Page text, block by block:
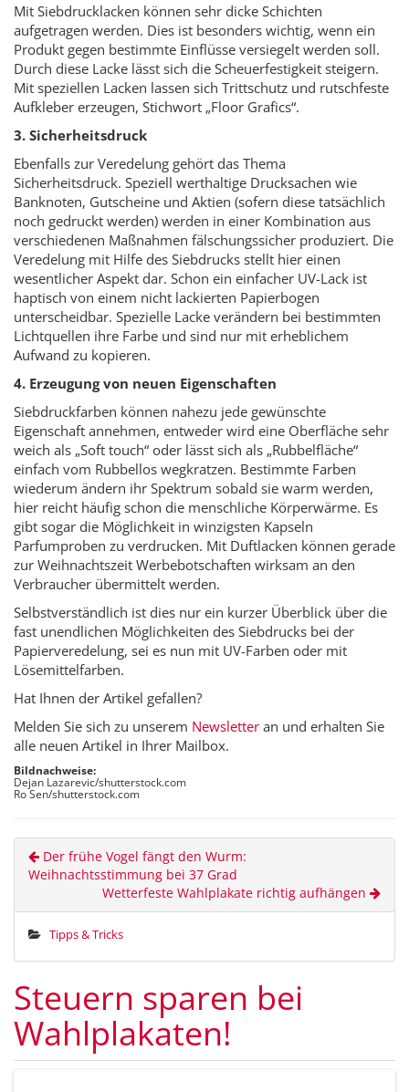
Mit Siebdrucklacken können sehr dicke Schichten
aufgetragen werden. Dies ist besonders wichtig, wenn ein
Produkt gegen bestimmte Einflüsse versiegelt werden soll.
Durch diese Lacke lässt sich die Scheuerfestigkeit steigern.
Mit speziellen Lacken lassen sich Trittschutz und rutschfeste
Aufkleber erzeugen, Stichwort „Floor Grafics“.
3. Sicherheitsdruck
Ebenfalls zur Veredelung gehört das Thema
Sicherheitsdruck. Speziell werthaltige Drucksachen wie
Banknoten, Gutscheine und Aktien (sofern diese tatsächlich
noch gedruckt werden) werden in einer Kombination aus
verschiedenen Maßnahmen fälschungssicher produziert. Die
Veredelung mit Hilfe des Siebdrucks stellt hier einen
wesentlicher Aspekt dar. Schon ein einfacher UV-Lack ist
haptisch von einem nicht lackierten Papierbogen
unterscheidbar. Spezielle Lacke verändern bei bestimmten
Lichtquellen ihre Farbe und sind nur mit erheblichem
Aufwand zu kopieren.
4. Erzeugung von neuen Eigenschaften
Siebdruckfarben können nahezu jede gewünschte
Eigenschaft annehmen, entweder wird eine Oberfläche sehr
weich als „Soft touch“ oder lässt sich als „Rubbelfläche“
einfach vom Rubbellos wegkratzen. Bestimmte Farben
wiederum ändern ihr Spektrum sobald sie warm werden,
hier reicht häufig schon die menschliche Körperwärme. Es
gibt sogar die Möglichkeit in winzigsten Kapseln
Parfumproben zu verdrucken. Mit Duftlacken können gerade
zur Weihnachtszeit Werbebotschaften wirksam an den
Verbraucher übermittelt werden.
Selbstverständlich ist dies nur ein kurzer Überblick über die
fast unendlichen Möglichkeiten des Siebdrucks bei der
Papierveredelung, sei es nun mit UV-Farben oder mit
Lösemittelfarben.
Hat Ihnen der Artikel gefallen?
Melden Sie sich zu unserem Newsletter an und erhalten Sie
alle neuen Artikel in Ihrer Mailbox.
Bildnachweise:
Dejan Lazarevic/shutterstock.com
Ro Sen/shutterstock.com
Der frühe Vogel fängt den Wurm:
Weihnachtsstimmung bei 37 Grad
Wetterfeste Wahlplakate richtig aufhängen
Tipps & Tricks
Steuern sparen bei
Wahlplakaten!